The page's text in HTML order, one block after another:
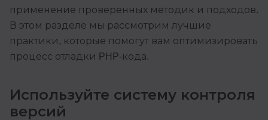
применение проверенных методик и подходов.
В этом разделе мы рассмотрим лучшие
практики, которые помогут вам оптимизировать
процесс отладки PHP-кода.
Используйте систему контроля
версий